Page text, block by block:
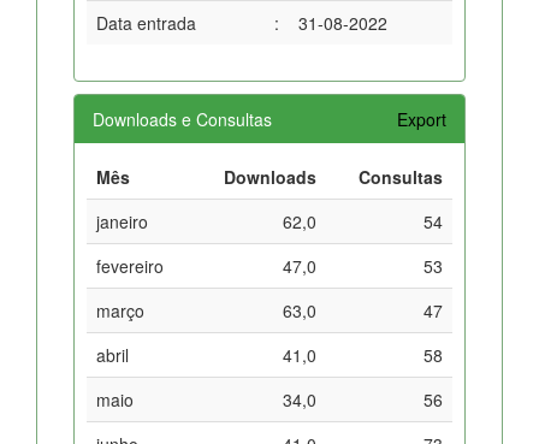
Data entrada
: 31-08-2022
Downloads e Consultas Export
Mês Downloads
Consultas
janeiro
62,0
54
fevereiro
47,0
53
março
63,0
47
abril
41,0
58
maio
34,0
56